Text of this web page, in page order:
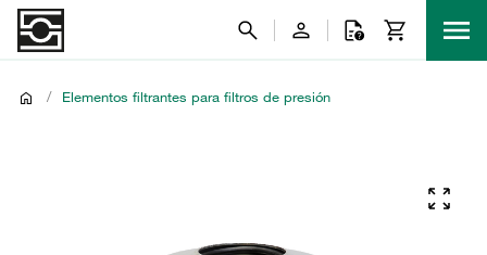
/ Elementos filtrantes para filtros de presión